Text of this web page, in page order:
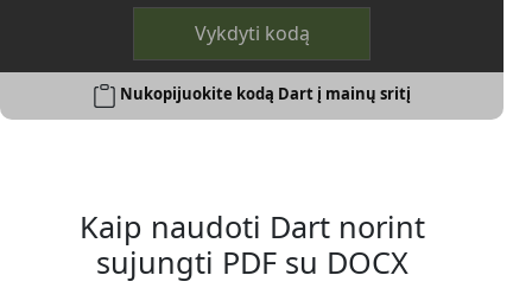
Vykdyti kodą
Nukopijuokite kodą Dart į mainų sritį
Kaip naudoti Dart norint
sujungti PDF su DOCX